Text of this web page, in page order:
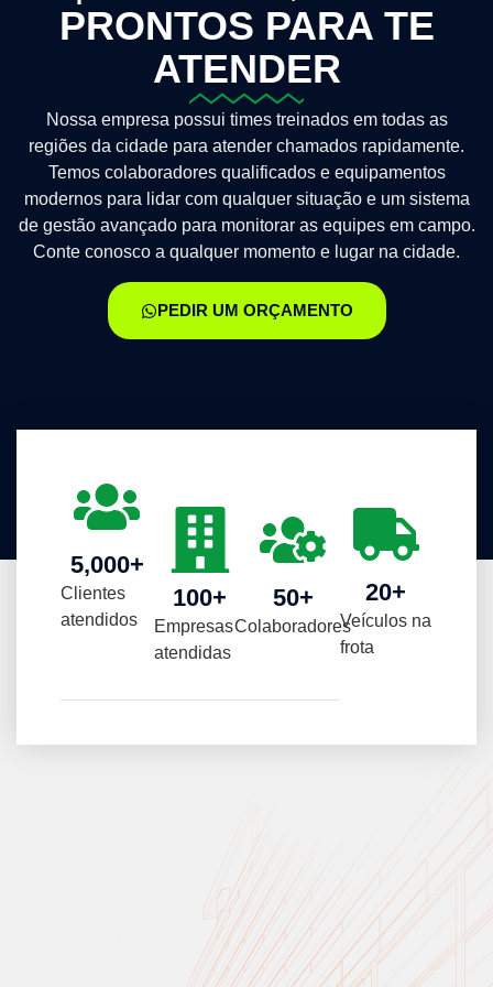
PRONTOS PARA TE
ATENDER
Nossa empresa possui times treinados em todas as
regiões da cidade para atender chamados rapidamente.
Temos colaboradores qualificados e equipamentos
modernos para lidar com qualquer situação e um sistema
de gestão avançado para monitorar as equipes em campo.
Conte conosco a qualquer momento e lugar na cidade.
PEDIR UM ORÇAMENTO
Clientes
atendidos
5,000+
Empresas
atendidas
100+
Colaboradores
50+
Veículos na
frota
20+